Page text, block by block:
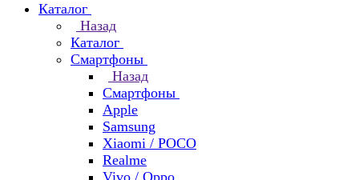
Каталог
Назад
Каталог
Смартфоны
Назад
Смартфоны
Apple
Samsung
Xiaomi / POCO
Realme
Vivo / Oppo